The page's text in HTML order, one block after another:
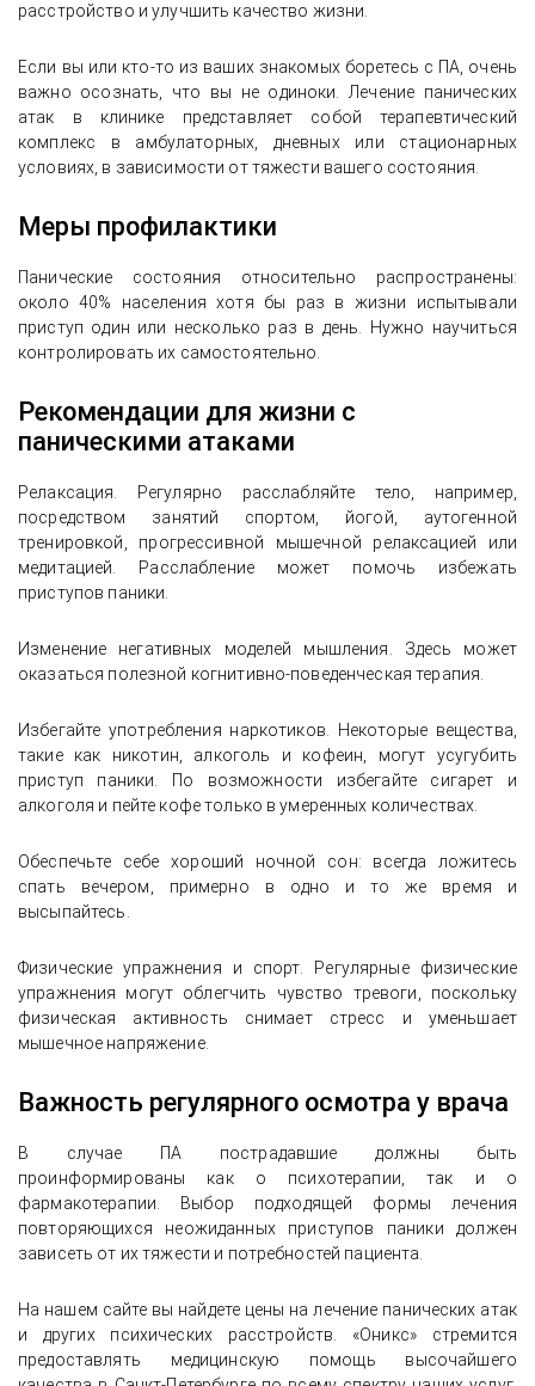
расстройство и улучшить качество жизни.
Если вы или кто-то из ваших знакомых боретесь с ПА, очень
важно осознать, что вы не одиноки. Лечение панических
атак в клинике представляет собой терапевтический
комплекс в амбулаторных, дневных или стационарных
условиях, в зависимости от тяжести вашего состояния.
Меры профилактики
Панические состояния относительно распространены:
около 40% населения хотя бы раз в жизни испытывали
приступ один или несколько раз в день. Нужно научиться
контролировать их самостоятельно.
Рекомендации для жизни с
паническими атаками
Релаксация. Регулярно расслабляйте тело, например,
посредством занятий спортом, йогой, аутогенной
тренировкой, прогрессивной мышечной релаксацией или
медитацией. Расслабление может помочь избежать
приступов паники.
Изменение негативных моделей мышления. Здесь может
оказаться полезной когнитивно-поведенческая терапия.
Избегайте употребления наркотиков. Некоторые вещества,
такие как никотин, алкоголь и кофеин, могут усугубить
приступ паники. По возможности избегайте сигарет и
алкоголя и пейте кофе только в умеренных количествах.
Обеспечьте себе хороший ночной сон: всегда ложитесь
спать вечером, примерно в одно и то же время и
высыпайтесь.
Физические упражнения и спорт. Регулярные физические
упражнения могут облегчить чувство тревоги, поскольку
физическая активность снимает стресс и уменьшает
мышечное напряжение.
Важность регулярного осмотра у врача
В случае ПА пострадавшие должны быть
проинформированы как о психотерапии, так и о
фармакотерапии. Выбор подходящей формы лечения
повторяющихся неожиданных приступов паники должен
зависеть от их тяжести и потребностей пациента.
На нашем сайте вы найдете цены на лечение панических атак
и других психических расстройств. «Оникс» стремится
предоставлять медицинскую помощь высочайшего